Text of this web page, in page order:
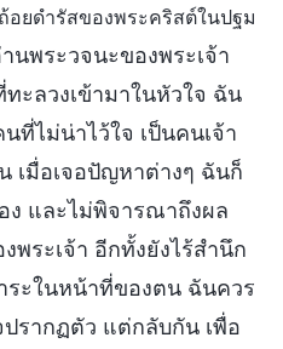
อยดำรัสของพระคริสต์ในปฐม
นพระวจนะของพระเจ้า
ะลวงเข้ามาในหัวใจ ฉัน
นที่ไม่น่าไว้ใจ เป็นคนเจ้า
เมื่อเจอปัญหาต่างๆ ฉันก็
ง และไม่พิจารณาถึงผล
พระเจ้า อีกทั้งยังไร้สำนึก
ะในหน้าที่ของตน ฉันควร
รากฏตัว แต่กลับกัน เพื่อ